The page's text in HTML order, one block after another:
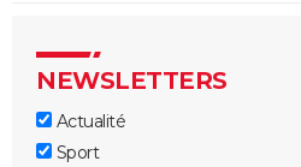
NEWSLETTERS
Actualité
Sport